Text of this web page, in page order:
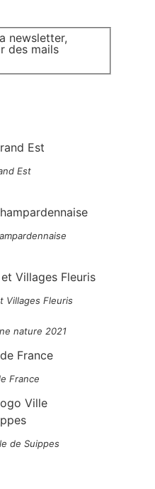
newsletter,
des mails
Est
Villages Fleuris
nature 2021
France
de Suippes